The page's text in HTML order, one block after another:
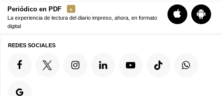
Periódico en PDF
La experiencia de lectura del diario impreso, ahora, en formato
digital
REDES SOCIALES